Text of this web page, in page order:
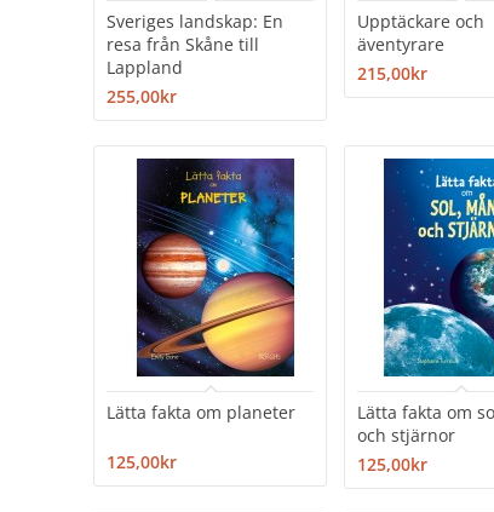
Sveriges landskap: En
resa från Skåne till
Lappland
255,00kr
Upptäckare och
äventyrare
215,00kr
Lätta fakta om planeter
125,00kr
Lätta fakta om
och stjärnor
125,00kr